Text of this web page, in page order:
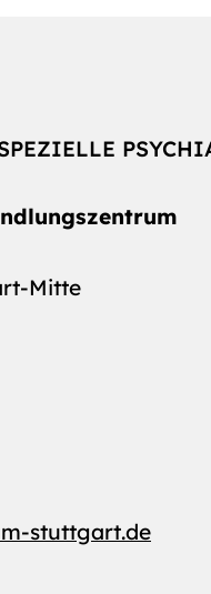
Mitte
stuttgart.de